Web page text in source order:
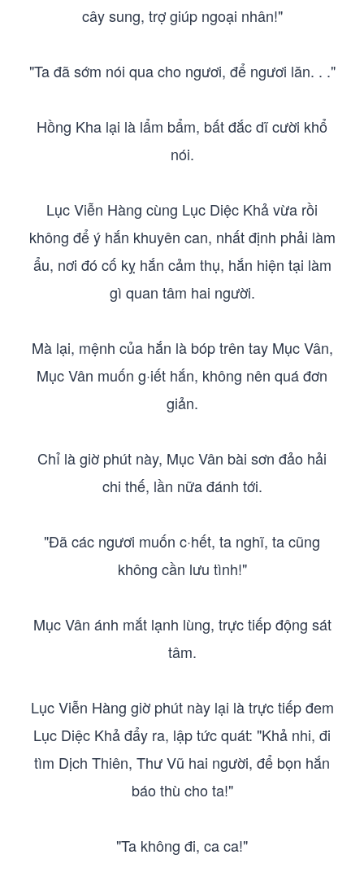
cây sung, trợ giúp ngoại nhân!"
"Ta đã sớm nói qua cho ngươi, để ngươi lăn. . ."
Hồng Kha lại là lẩm bẩm, bất đắc dĩ cười khổ
nói.
Lục Viễn Hàng cùng Lục Diệc Khả vừa rồi
không để ý hắn khuyên can, nhất định phải làm
ẩu, nơi đó cố kỵ hắn cảm thụ, hắn hiện tại làm
gì quan tâm hai người.
Mà lại, mệnh của hắn là bóp trên tay Mục Vân,
Mục Vân muốn g·iết hắn, không nên quá đơn
giản.
Chỉ là giờ phút này, Mục Vân bài sơn đảo hải
chi thế, lần nữa đánh tới.
"Đã các ngươi muốn c·hết, ta nghĩ, ta cũng
không cần lưu tình!"
Mục Vân ánh mắt lạnh lùng, trực tiếp động sát
tâm.
Lục Viễn Hàng giờ phút này lại là trực tiếp đem
Lục Diệc Khả đẩy ra, lập tức quát: "Khả nhi, đi
tìm Dịch Thiên, Thư Vũ hai người, để bọn hắn
báo thù cho ta!"
"Ta không đi, ca ca!"